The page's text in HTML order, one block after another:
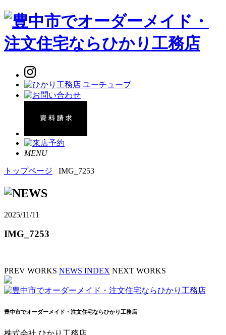
MENU
トップページ IMG_7253
2025/11/11
IMG_7253
PREV WORKS NEWS INDEX NEXT WORKS
豊中市でオーダーメイド・注文住宅ならひかり工務店
株式会社 ひかり工務店